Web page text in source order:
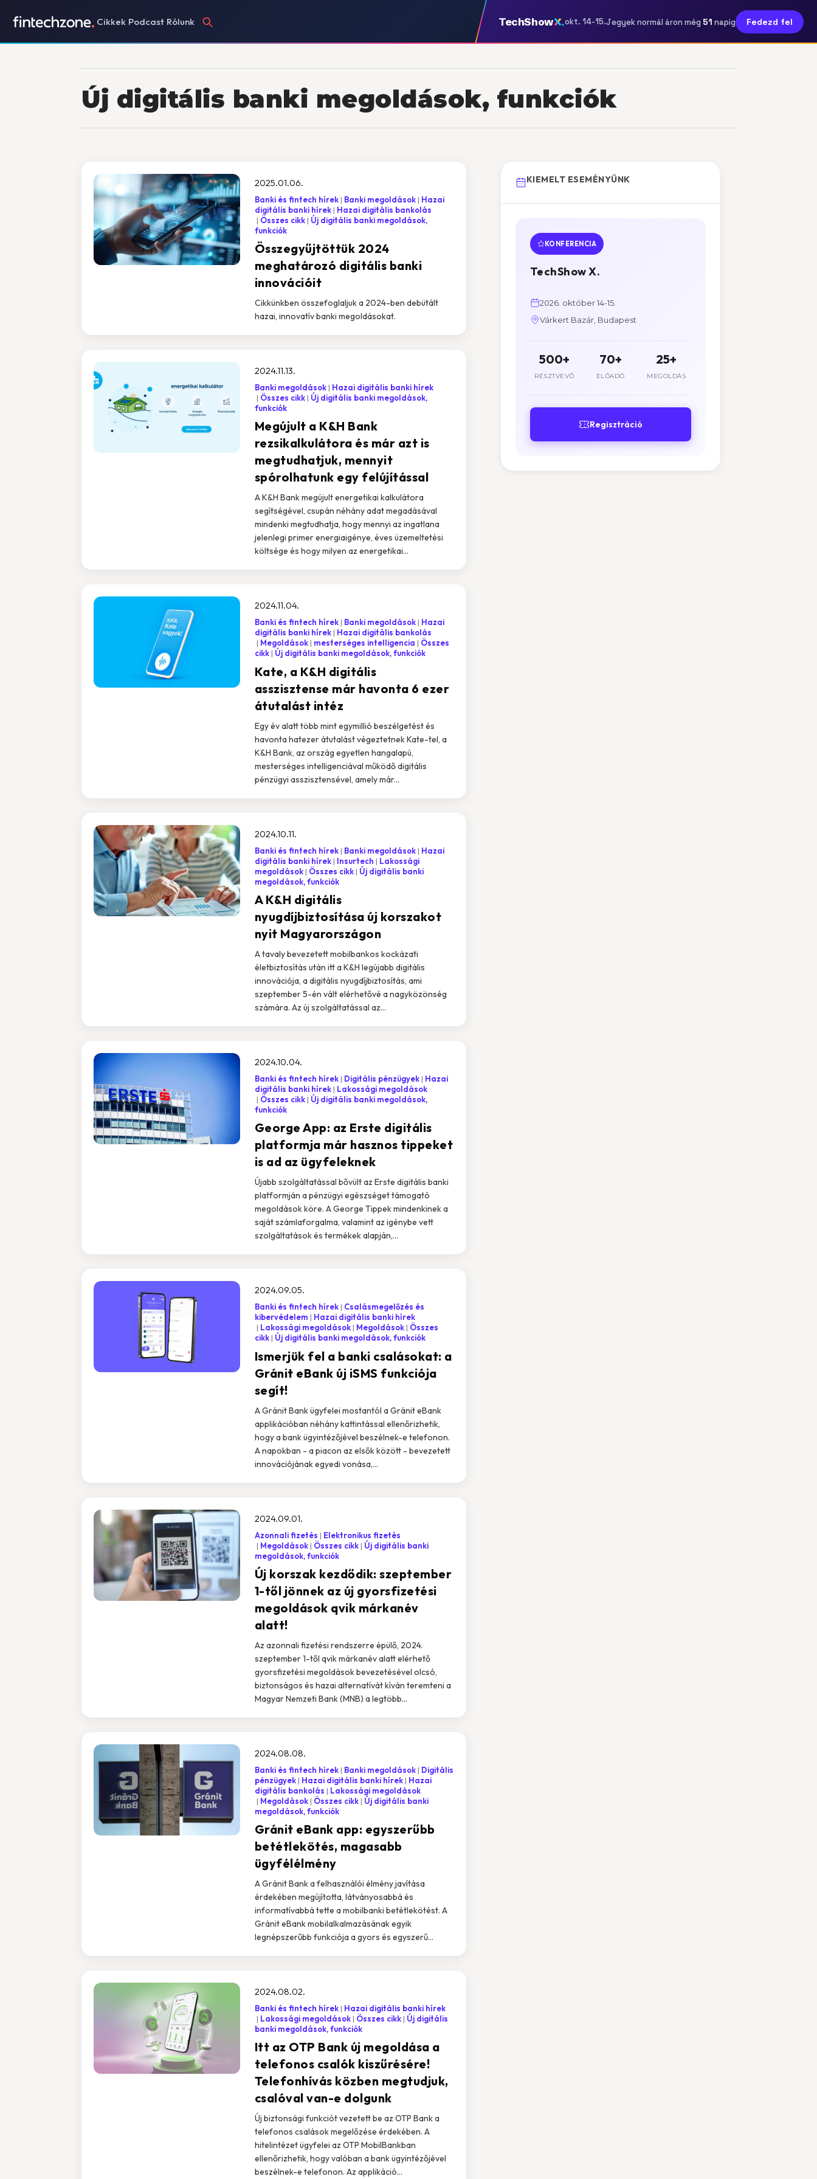
Cikkek Podcast Rólunk TechShow okt. 14-15.Jegyek normál áron még 51 napig Fedezd fel
Új digitális banki megoldások, funkciók
Összegyűjtöttük 2024
meghatározó digitális banki
innovációit
2025.01.06.
Banki és fintech hírek Banki megoldások
Hazai
digitális banki hírek
Hazai digitális bankolás
Összes cikk
Új digitális banki megoldások,
funkciók
Cikkünkben összefoglaljuk a 2024-ben debütált
hazai, innovatív banki megoldásokat.
Megújult a K&H Bank
rezsikalkulátora és már azt is
megtudhatjuk, mennyit
spórolhatunk egy felújítással
2024.11.13.
Banki megoldások
Hazai digitális banki hírek
Összes cikk
Új digitális banki megoldások,
funkciók
A K&H Bank megújult energetikai kalkulátora
segítségével, csupán néhány adat megadásával
mindenki megtudhatja, hogy mennyi az ingatlana
jelenlegi primer energiaigénye, éves üzemeltetési
költsége és hogy milyen az energetikai...
Kate, a K&H digitális
asszisztense már havonta 6 ezer
átutalást intéz
2024.11.04.
Banki és fintech hírek Banki megoldások
Hazai
digitális banki hírek
Hazai digitális bankolás
Megoldások
mesterséges intelligencia
Összes
cikk
Új digitális banki megoldások, funkciók
Egy év alatt több mint egymillió beszélgetést és
havonta hatezer átutalást végeztetnek Kate-tel, a
K&H Bank, az ország egyetlen hangalapú,
mesterséges intelligenciával működő digitális
pénzügyi asszisztensével, amely már...
A K&H digitális
nyugdíjbiztosítása új korszakot
nyit Magyarországon
2024.10.11.
Banki és fintech hírek Banki megoldások
Hazai
digitális banki hírek
Insurtech
Lakossági
megoldások
Összes cikk
Új digitális banki
megoldások, funkciók
A tavaly bevezetett mobilbankos kockázati
életbiztosítás után itt a K&H legújabb digitális
innovációja, a digitális nyugdíjbiztosítás, ami
szeptember 5-én vált elérhetővé a nagyközönség
számára. Az új szolgáltatással az...
George App: az Erste digitális
platformja már hasznos tippeket
is ad az ügyfeleknek
2024.10.04.
Banki és fintech hírek Digitális pénzügyek
Hazai
digitális banki hírek
Lakossági megoldások
Összes cikk
Új digitális banki megoldások,
funkciók
Újabb szolgáltatással bővült az Erste digitális banki
platformján a pénzügyi egészséget támogató
megoldások köre. A George Tippek mindenkinek a
saját számlaforgalma, valamint az igénybe vett
szolgáltatások és termékek alapján,...
Ismerjük fel a banki csalásokat: a
Gránit eBank új iSMS funkciója
segít!
2024.09.05.
Banki és fintech hírek
Csalásmegelőzés és
kibervédelem
Hazai digitális banki hírek
Lakossági megoldások
Megoldások
Összes
cikk
Új digitális banki megoldások, funkciók
A Gránit Bank ügyfelei mostantól a Gránit eBank
applikációban néhány kattintással ellenőrizhetik,
hogy a bank ügyintézőjével beszélnek-e telefonon.
A napokban - a piacon az elsők között - bevezetett
innovációjának egyedi vonása,...
Új korszak kezdődik: szeptember
1-től jönnek az új gyorsfizetési
megoldások qvik márkanév
alatt!
2024.09.01.
Azonnali fizetés
Elektronikus fizetés
Megoldások
Összes cikk
Új digitális banki
megoldások, funkciók
Az azonnali fizetési rendszerre épülő, 2024.
szeptember 1-től qvik márkanév alatt elérhető
gyorsfizetési megoldások bevezetésével olcsó,
biztonságos és hazai alternatívát kíván teremteni a
Magyar Nemzeti Bank (MNB) a legtöbb...
Gránit eBank app: egyszerűbb
betétlekötés, magasabb
ügyfélélmény
2024.08.08.
Banki és fintech hírek Banki megoldások
Digitális
pénzügyek
Hazai digitális banki hírek
Hazai
digitális bankolás
Lakossági megoldások
Megoldások
Összes cikk
Új digitális banki
megoldások, funkciók
A Gránit Bank a felhasználói élmény javítása
érdekében megújította, látványosabbá és
informatívabbá tette a mobilbanki betétlekötést. A
Gránit eBank mobilalkalmazásának egyik
legnépszerűbb funkciója a gyors és egyszerű...
Itt az OTP Bank új megoldása a
telefonos csalók kiszűrésére!
Telefonhívás közben megtudjuk,
csalóval van-e dolgunk
2024.08.02.
Banki és fintech hírek
Hazai digitális banki hírek
Lakossági megoldások
Összes cikk
Új digitális
banki megoldások, funkciók
Új biztonsági funkciót vezetett be az OTP Bank a
telefonos csalások megelőzése érdekében. A
hitelintézet ügyfelei az OTP MobilBankban
ellenőrizhetik, hogy valóban a bank ügyintézőjével
beszélnek-e telefonon. Az applikáció...
KIEMELT ESEMÉNYÜNK
KONFERENCIA
TechShow X.
2026. október 14-15.
Várkert Bazár, Budapest
500+
RÉSZTVEVŐ
70+
ELŐADÓ
25+
MEGOLDÁS
Regisztráció